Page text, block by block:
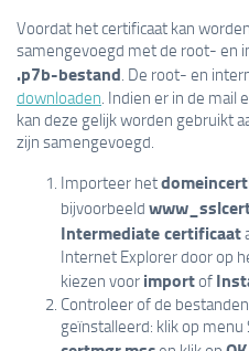
Voordat het certificaat kan
samengevoegd met de root- en
.p7b-bestand. De root- en
downloaden. Indien er in de mail
kan deze gelijk worden gebruikt
zijn samengevoegd.
Importeer het
bijvoorbeeld
Intermediate certificaat
Internet Explorer door op
kiezen voor importof
Controleer of de
geïnstalleerd: klik op